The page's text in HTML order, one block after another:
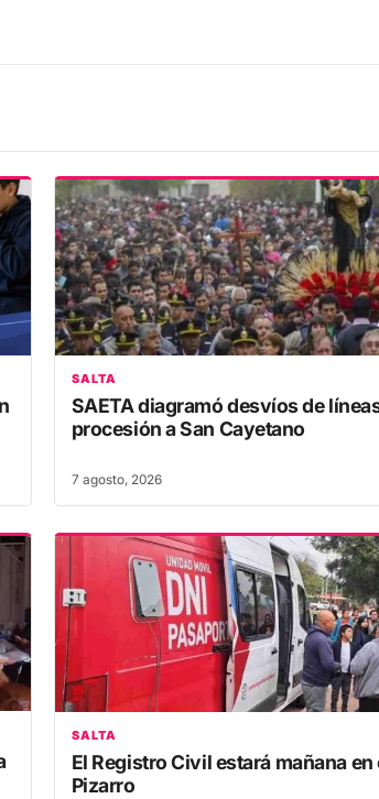
SALTA
SAETA diagramó desvíos de líneas
procesión a San Cayetano
SALTA
El Registro Civil estará mañana en
Pizarro